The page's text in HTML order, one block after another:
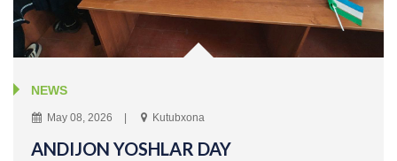
NEWS
May 08, 2026 Kutubxona
ANDIJON YOSHLAR DAY